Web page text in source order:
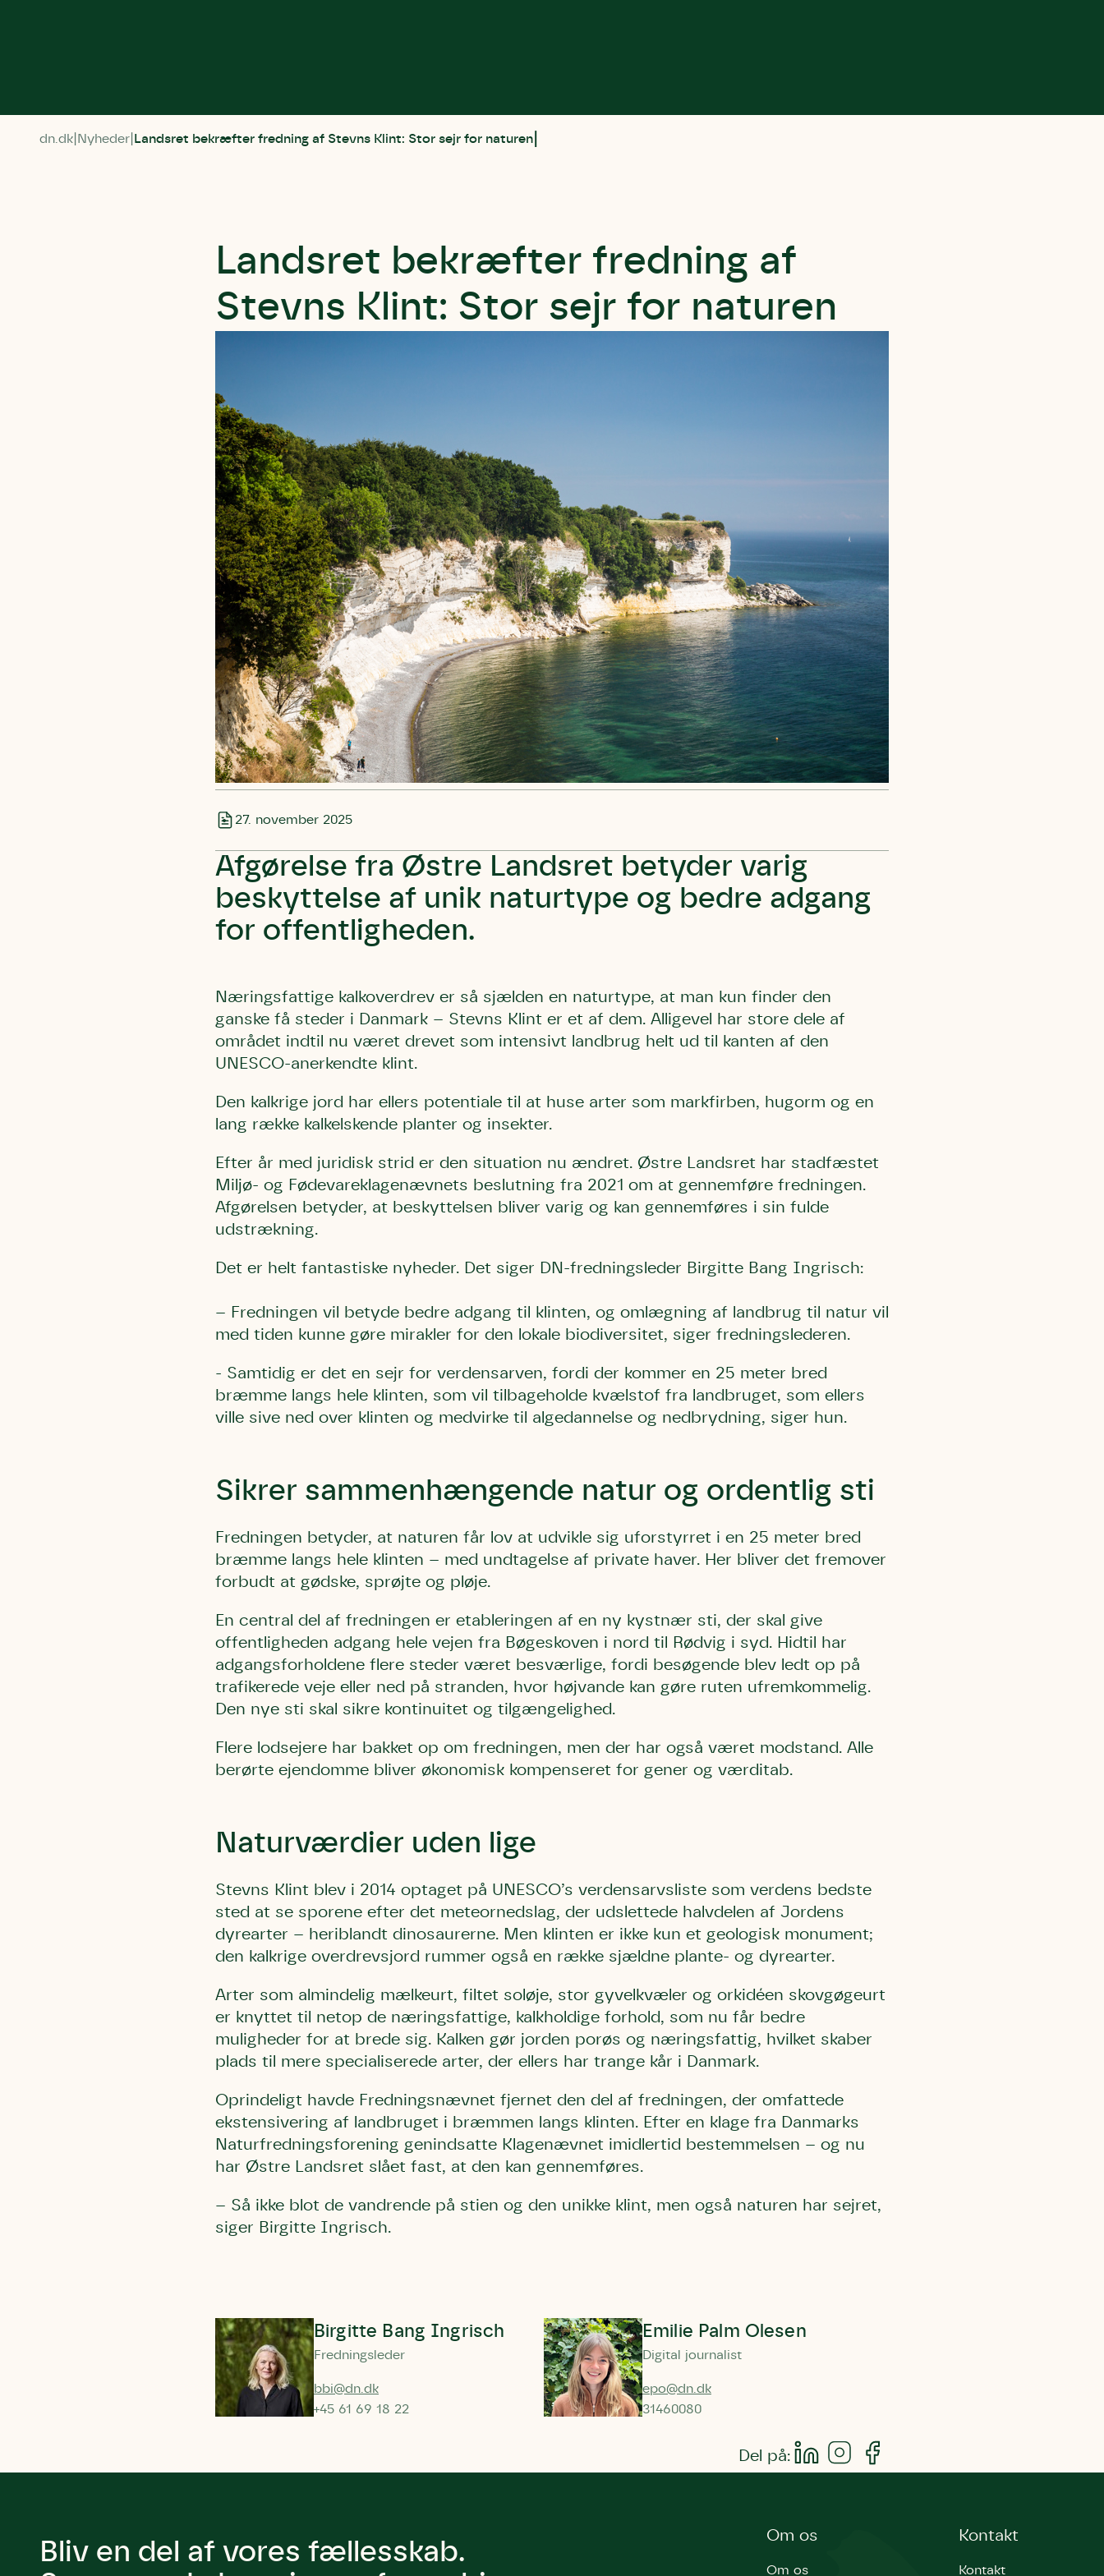
dn.dk Nyheder Landsret bekræfter fredning af Stevns Klint: Stor sejr for naturen
Landsret bekræfter fredning af
Stevns Klint: Stor sejr for naturen
27. november 2025
Afgørelse fra Østre Landsret betyder varig
beskyttelse af unik naturtype og bedre adgang
for offentligheden.
Næringsfattige kalkoverdrev er så sjælden en naturtype, at man kun finder den
ganske få steder i Danmark – Stevns Klint er et af dem. Alligevel har store dele af
området indtil nu været drevet som intensivt landbrug helt ud til kanten af den
UNESCO-anerkendte klint.
Den kalkrige jord har ellers potentiale til at huse arter som markfirben, hugorm og en
lang række kalkelskende planter og insekter.
Efter år med juridisk strid er den situation nu ændret. Østre Landsret har stadfæstet
Miljø- og Fødevareklagenævnets beslutning fra 2021 om at gennemføre fredningen.
Afgørelsen betyder, at beskyttelsen bliver varig og kan gennemføres i sin fulde
udstrækning.
Det er helt fantastiske nyheder. Det siger DN-fredningsleder Birgitte Bang Ingrisch:
– Fredningen vil betyde bedre adgang til klinten, og omlægning af landbrug til natur vil
med tiden kunne gøre mirakler for den lokale biodiversitet, siger fredningslederen.
- Samtidig er det en sejr for verdensarven, fordi der kommer en 25 meter bred
bræmme langs hele klinten, som vil tilbageholde kvælstof fra landbruget, som ellers
ville sive ned over klinten og medvirke til algedannelse og nedbrydning, siger hun.
Sikrer sammenhængende natur og ordentlig sti
Fredningen betyder, at naturen får lov at udvikle sig uforstyrret i en 25 meter bred
bræmme langs hele klinten – med undtagelse af private haver. Her bliver det fremover
forbudt at gødske, sprøjte og pløje.
En central del af fredningen er etableringen af en ny kystnær sti, der skal give
offentligheden adgang hele vejen fra Bøgeskoven i nord til Rødvig i syd. Hidtil har
adgangsforholdene flere steder været besværlige, fordi besøgende blev ledt op på
trafikerede veje eller ned på stranden, hvor højvande kan gøre ruten ufremkommelig.
Den nye sti skal sikre kontinuitet og tilgængelighed.
Flere lodsejere har bakket op om fredningen, men der har også været modstand. Alle
berørte ejendomme bliver økonomisk kompenseret for gener og værditab.
Naturværdier uden lige
Stevns Klint blev i 2014 optaget på UNESCO’s verdensarvsliste som verdens bedste
sted at se sporene efter det meteornedslag, der udslettede halvdelen af Jordens
dyrearter – heriblandt dinosaurerne. Men klinten er ikke kun et geologisk monument;
den kalkrige overdrevsjord rummer også en række sjældne plante- og dyrearter.
Arter som almindelig mælkeurt, filtet soløje, stor gyvelkvæler og orkidéen skovgøgeurt
er knyttet til netop de næringsfattige, kalkholdige forhold, som nu får bedre
muligheder for at brede sig. Kalken gør jorden porøs og næringsfattig, hvilket skaber
plads til mere specialiserede arter, der ellers har trange kår i Danmark.
Oprindeligt havde Fredningsnævnet fjernet den del af fredningen, der omfattede
ekstensivering af landbruget i bræmmen langs klinten. Efter en klage fra Danmarks
Naturfredningsforening genindsatte Klagenævnet imidlertid bestemmelsen – og nu
har Østre Landsret slået fast, at den kan gennemføres.
– Så ikke blot de vandrende på stien og den unikke klint, men også naturen har sejret,
siger Birgitte Ingrisch.
Birgitte Bang Ingrisch
Fredningsleder
bbi@dn.dk
+45 61 69 18 22
Emilie Palm Olesen
Digital journalist
epo@dn.dk
31460080
Del på:
Bliv en del af vores fællesskab.
Om os
Om os
Kontakt
Kontakt
Du skriver under på
Test
Linie 2
Skriv under (hjørring)
Email
Telefon
Danmarks Naturfredningsforening må
samt fremtidige underskriftindsamlinger
og andre støttemuligheder. Jeg kan til
enhver tid tilbagekalde dette samtykke
Skriv under nu
Du skriver under på
Endelig er kvashegnet også
der nok er den mest kendte
af de danske humlebiarter.
Den store humlebi – eller
brumbasse som mange
kalder den.
blomster og afgrøder i din
have.
Efternavn
Email
Danmarks Naturfredningsforening må gerne kontakte
underskriftindsamlinger og andre støttemuligheder.
Jeg kan til enhver tid tilbagekalde dette samtykke ved
Skriv under nu
Du skriver under på
Storken tilbage til Kolding
Storken tilbage til Kolding
Efternavn
Email
Telefon
Danmarks Naturfredningsforening må gerne
fremtidige underskriftindsamlinger og andre
støttemuligheder. Jeg kan til enhver tid
tilbagekalde dette samtykke ved at kontakte
Skriv under nu